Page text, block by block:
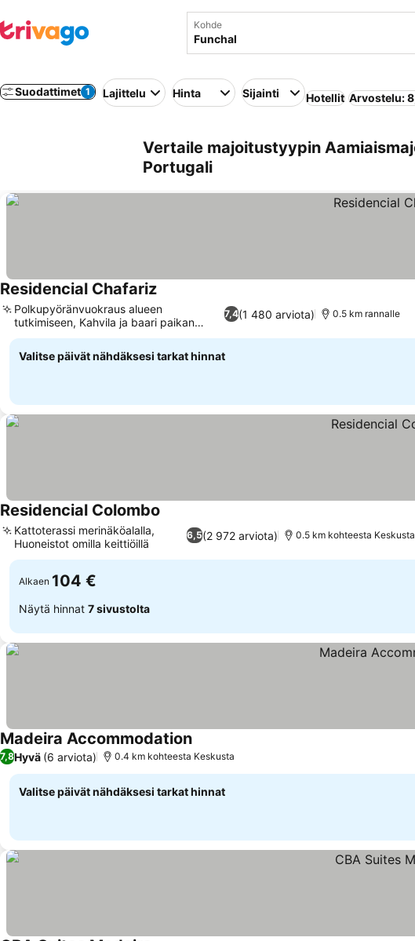
Kohde
Suodattimet 1 Lajittelu Hinta Sijainti Hotellit Arvostelu:
Vertaile majoitustyypin
Portugali
Residencial Chafariz
7,4(1 480 arviota)
Polkupyöränvuokraus alueen
tutkimiseen, Kahvila ja baari paikan
päällä
0.5 km rannalle
Valitse päivät nähdäksesi tarkat hinnat
Residencial Colombo
6,5(2 972 arviota)
Kattoterassi merinäköalalla,
Huoneistot omilla keittiöillä
0.5 km kohteesta Keskusta
Alkaen 104 €
Näytä hinnat 7 sivustolta
Madeira Accommodation
7,8Hyvä (6 arviota) 0.4 km kohteesta Keskusta
Valitse päivät nähdäksesi tarkat hinnat